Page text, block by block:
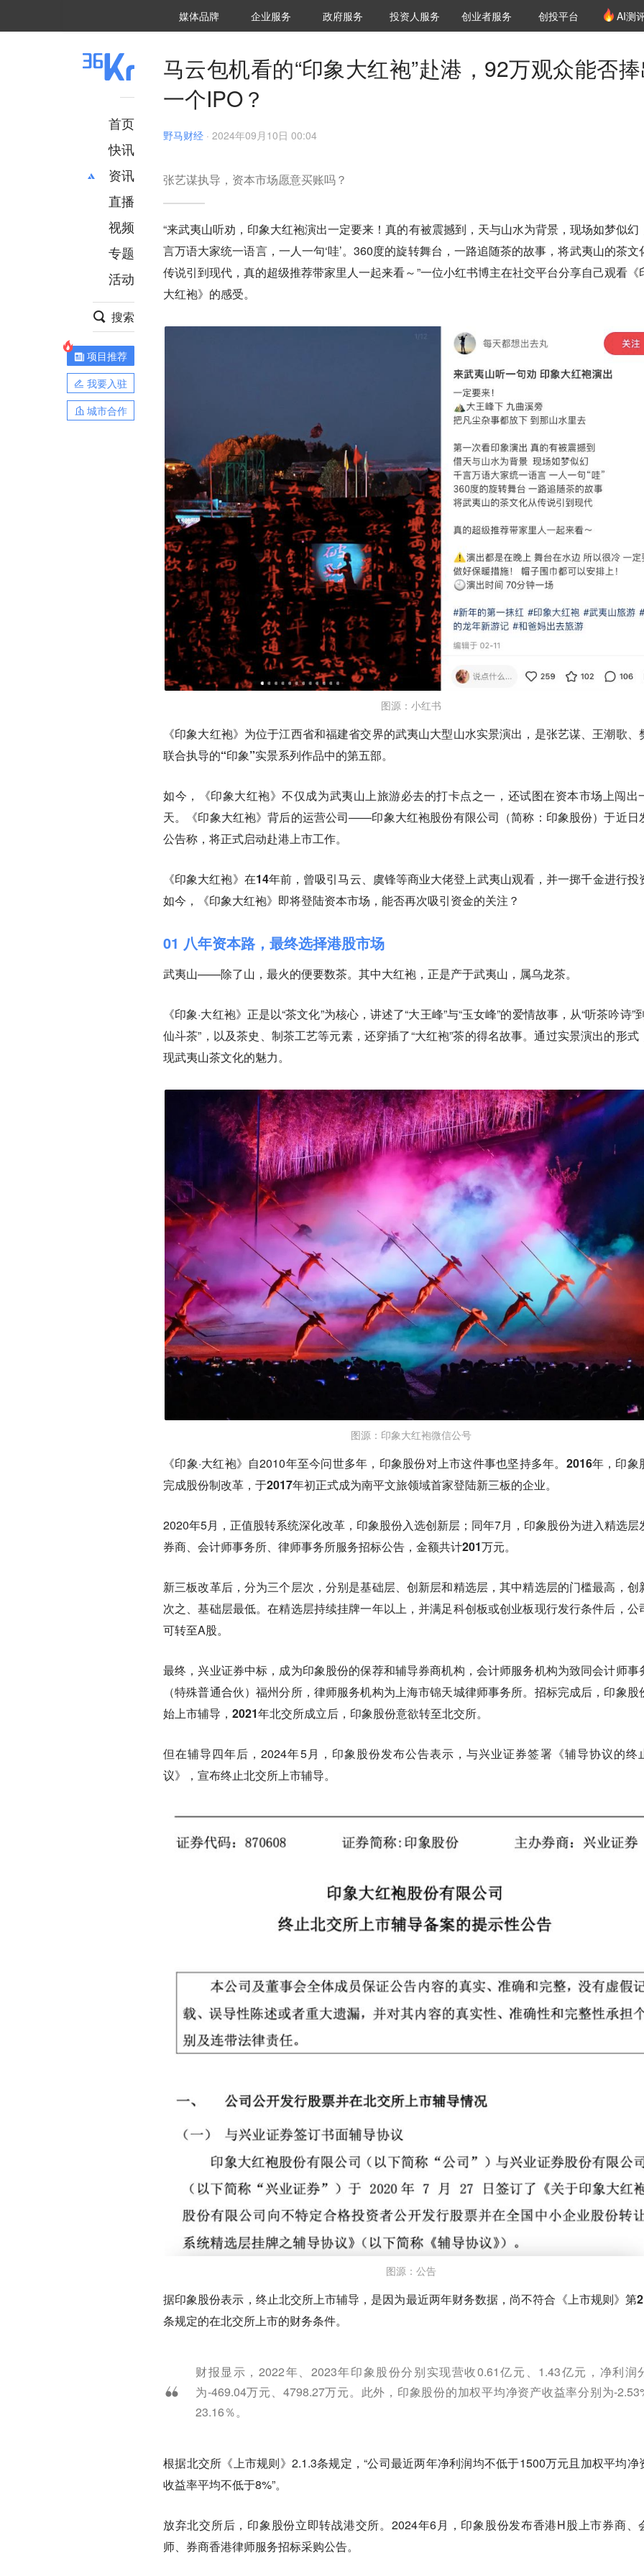
媒体品牌 36Kr研究院
企业服务 城市之窗
政府服务 VClub投资机构库
投资机构职位推介
投资人服务 创投氪堂
创业者服务 创投平台 AI测
首页
快讯
资讯
推荐
财经
项目推荐
安徽
直播
视频
专题
活动
搜索
项目推荐
我要入驻
城市合作
马云包机看的“印象大红袍”赴港，92万观众能否捧
一个IPO？
野马财经 · 2024年09月10日 00:04
张艺谋执导，资本市场愿意买账吗？
“来武夷山听劝，印象大红袍演出一定要来！真的有被震撼到，天与山水为背景，现场如梦似幻
言万语大家统一语言，一人一句‘哇’。360度的旋转舞台，一路追随茶的故事，将武夷山的茶文
传说引到现代，真的超级推荐带家里人一起来看～”一位小红书博主在社交平台分享自己观看《
大红袍》的感受。
图源：小红书
《印象大红袍》为位于江西省和福建省交界的武夷山大型山水实景演出， 是张艺谋、王潮歌、
联合执导的“印象”实景系列作品中的第五部。
如今，《印象大红袍》不仅成为武夷山上旅游必去的打卡点之一，还试图在资本市场上闯出
天。《印象大红袍》背后的运营公司——印象大红袍股份有限公司（简称：印象股份）于近日
公告称，将正式启动赴港上市工作。
《印象大红袍》 在14年前，曾吸引马云、虞锋等商业大佬登上武夷山观看，并一掷千金进行投
如今，《印象大红袍》即将登陆资本市场，能否再次吸引资金的关注？
01 八年资本路，最终选择港股市场
武夷山——除了山，最火的便要数茶。其中大红袍，正是产于武夷山，属乌龙茶。
《印象·大红袍》正是以“茶文化”为核心，讲述了“大王峰”与“玉女峰”的爱情故事，从“听茶吟诗”
仙斗茶”，以及‌茶史、制茶工艺等元素，还穿插了“大红袍”茶的得名故事。通过实景演出的形式
现武夷山茶文化的魅力。
图源：印象大红袍微信公号‍‍‍‍
《印象·大红袍》自2010年至今问世多年，印象股份对上市这件事也坚持多年。 2016年，印象
完成股份制改革，于2017年初正式成为南平文旅领域首家登陆新三板的企业。
2020年5月，正值股转系统深化改革，印象股份入选创新层；同年7月，印象股份为进入精选层
券商、会计师事务所、律师事务所服务招标公告， 金额共计201万元。
新三板改革后，分为三个层次，分别是基础层、创新层和精选层，其中精选层的门槛最高，创
次之、基础层最低。在精选层持续挂牌一年以上，并满足科创板或创业板现行发行条件后，公
可转至A股。
最终，兴业证券中标，成为印象股份的保荐和辅导券商机构，会计师服务机构为致同会计师事
（特殊普通合伙）福州分所，律师服务机构为上海市锦天城律师事务所。 招标完成后，印象股
始上市辅导，2021年北交所成立后，印象股份意欲转至北交所。
但在辅导四年后，2024年5月，印象股份发布公告表示，与兴业证券签署《辅导协议的终
议》， 宣布终止北交所上市辅导。
图源：公告
据印象股份表示，终止北交所上市辅导，是因为最近两年财务数据，尚不符合《上市规则》第
条规定的在北交所上市的财务条件。
财报显示，2022年、2023年印象股份分别实现营收0.61亿元、1.43亿元，净利润
为-469.04万元、4798.27万元。此外，印象股份的加权平均净资产收益率分别为-
23.16％。
根据北交所《上市规则》2.1.3条规定，“公司最近两年净利润均不低于1500万元且加权平均净
收益率平均不低于8%”。
放弃北交所后，印象股份立即转战港交所。 2024年6月，印象股份发布香港H股上市券商、
师、券商香港律师服务招标采购公告。